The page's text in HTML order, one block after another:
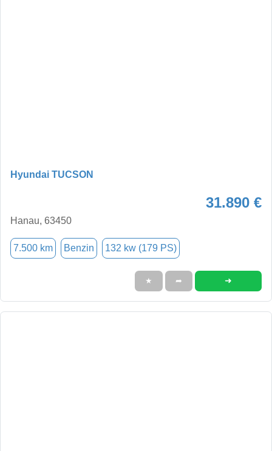
Hyundai TUCSON
31.890 €
Hanau, 63450
7.500 km Benzin 132 kw (179 PS)
★ ➦ ➜